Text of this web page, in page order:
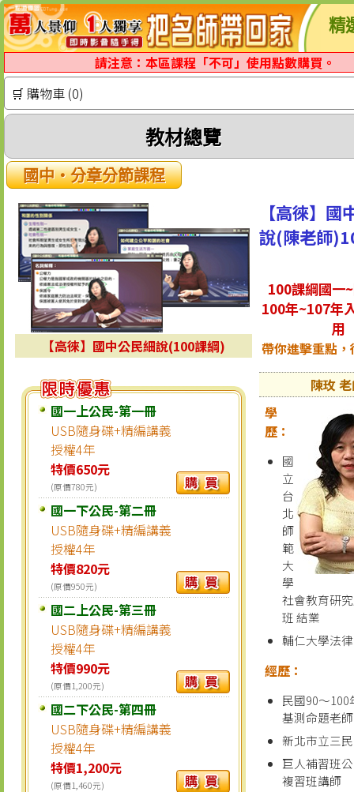
精
請注意：本區課程「不可」使用點數購買。
🛒 購物車 (0)
教材總覽
國中‧分章分節課程
【高徠】國中公民細說(100課綱)
國一上公民-第一冊
USB隨身碟+精編講義
授權4年
特價650元
(原價780元)
國一下公民-第二冊
USB隨身碟+精編講義
授權4年
特價820元
(原價950元)
國二上公民-第三冊
USB隨身碟+精編講義
授權4年
特價990元
(原價1,200元)
國二下公民-第四冊
USB隨身碟+精編講義
授權4年
特價1,200元
(原價1,460元)
【高徠】國
說(陳老師
100課綱國一
100年~107年
用
帶你進擊重點
陳玫
學
歷：
國
立
台
北
師
範
大
學
社會教育研
班 結業
輔仁大學法
經歷：
民國90～
基測命題老師
新北市立三
巨人補習班
複習班講師